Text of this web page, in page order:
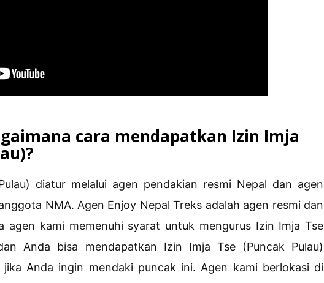
cara mendapatkan Izin Imja
diatur melalui agen pendakian resmi Nepal dan agen
NMA. Agen Enjoy Nepal Treks adalah agen resmi dan
agen kami memenuhi syarat untuk mengurus Izin Imja Tse
Anda bisa mendapatkan Izin Imja Tse (Puncak Pulau)
Anda ingin mendaki puncak ini. Agen kami berlokasi di